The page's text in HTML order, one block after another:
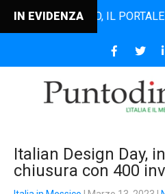
IN EVIDENZAIL PORTALE
Italian Design Day,
chiusura con 400